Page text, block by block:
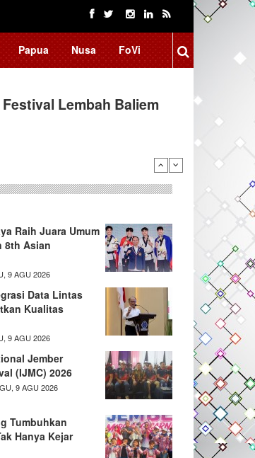
Papua Nusa FoVi
Lembah Baliem
Raih Juara Umum
8th Asian
9 AGU 2026
Data Lintas
Kualitas
9 AGU 2026
Jember
(IJMC) 2026
9 AGU 2026
Tumbuhkan
Hanya Kejar